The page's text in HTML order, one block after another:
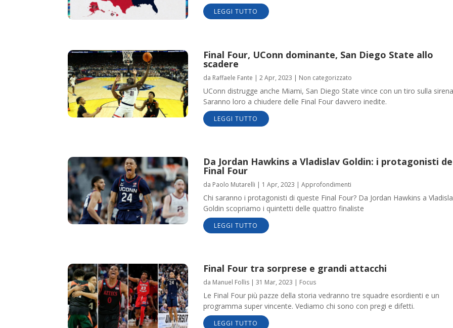
LEGGI TUTTO
Final Four, UConn dominante, San Diego State allo
scadere
da Raffaele Fante | 2 Apr, 2023 | Non categorizzato
UConn distrugge anche Miami, San Diego State vince con un tiro sulla
Saranno loro a chiudere delle Final Four davvero inedite.
LEGGI TUTTO
Da Jordan Hawkins a Vladislav Goldin: i protagonisti
Final Four
da Paolo Mutarelli | 1 Apr, 2023 | Approfondimenti
Chi saranno i protagonisti di queste Final Four? Da Jordan Hawkins a
Goldin scopriamo i quintetti delle quattro finaliste
LEGGI TUTTO
Final Four tra sorprese e grandi attacchi
da Manuel Follis| 31 Mar, 2023 | Focus
Le Final Four più pazze della storia vedranno tre squadre esordienti e un
programma super vincente. Vediamo chi sono con pregi e difetti.
LEGGI TUTTO